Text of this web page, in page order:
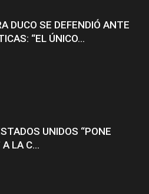
DUCO SE DEFENDIÓ ANTE
“EL ÚNICO...
UNIDOS “PONE
A LA C...